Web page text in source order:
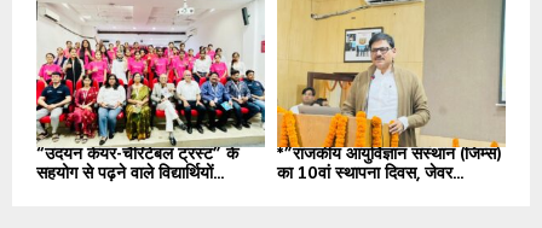
“उदयन केयर-चैरिटेबल ट्रस्ट” के
सहयोग से पढ़ने वाले विद्यार्थियों...
*”राजकीय आयुर्विज्ञान संस्थान (जिम्स)
का 10वां स्थापना दिवस, जेवर...